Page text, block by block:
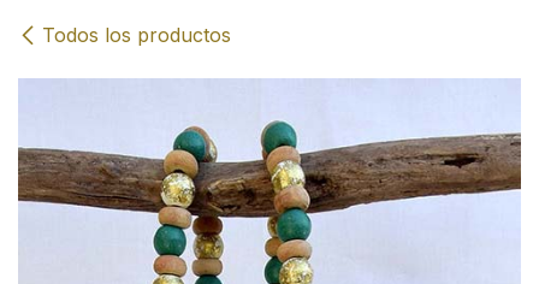
Todos los productos